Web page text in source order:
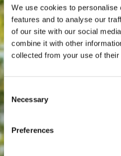
We use cookies to
features and to analyse our
of our site with our social
combine it with other
collected from your use of
Consent
Selection
Necessary
Preferences